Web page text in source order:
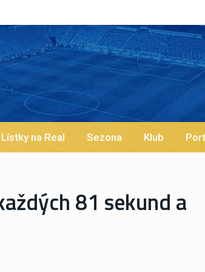
se jeho odchod z Realu a pustí se klub na trh už v
Lístky na Real Sezona Klub
81 sekund a